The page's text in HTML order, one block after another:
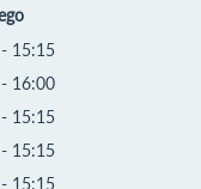
15:15
16:00
15:15
15:15
15:15